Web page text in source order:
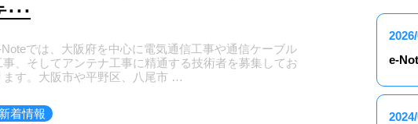
･･･
Noteでは、大阪府を中心に電気通信工事や通信ケーブル
事、そしてアンテナ工事に精通する技術者を募集してお
ます。大阪市や平野区、八尾市 …
新着情報
e-